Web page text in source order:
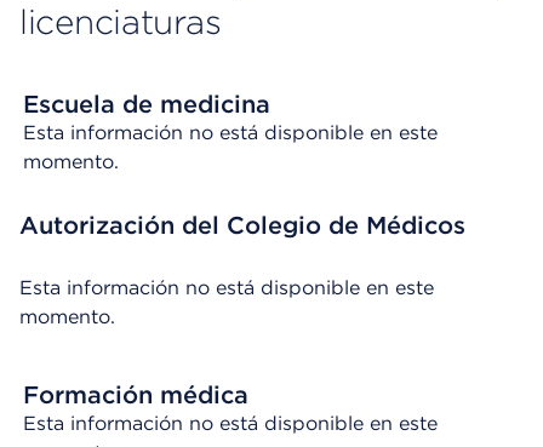
licenciaturas
Escuela de medicina
Esta información no está disponible en este
momento.
Autorización del Colegio de Médicos
Esta información no está disponible en este
momento.
Formación médica
Esta información no está disponible en este